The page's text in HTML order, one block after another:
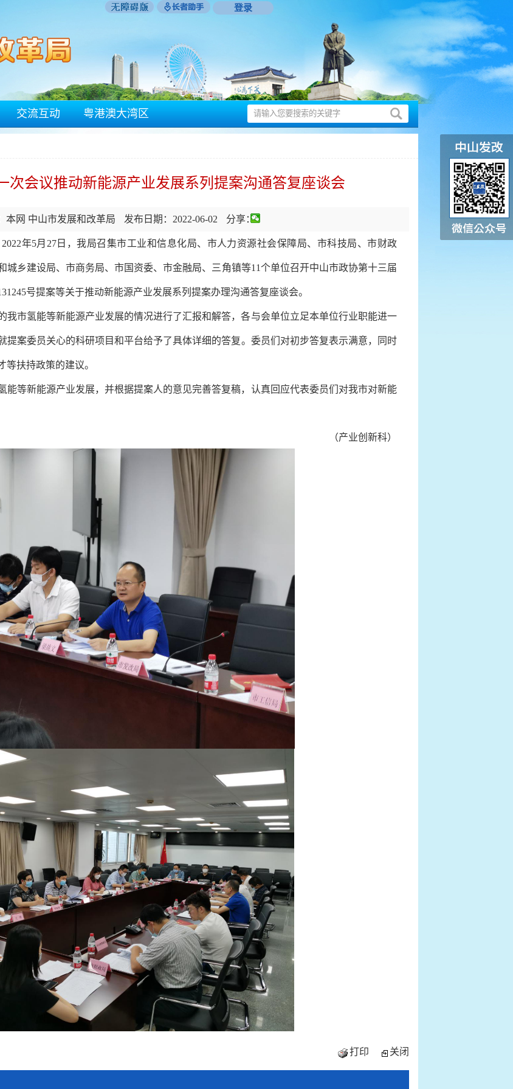
登录
交流互动 粤港澳大湾区
次会议推动新能源产业发展系列提案沟通答复座谈会
本网 中山市发展和改革局 发布日期：2022-06-02 分享：
2022年5月 27日，我局召集市工业和信息化局、 市人力资源社会保障局、 市科技局、市财政
城乡建设局、 市商务局、市国资委、市金融局、三角镇等11个单位召开中山市政协第十三届
号提案等关于推动新能源产业发展系列提案办理沟通答复座谈会。
我市氢能等新能源产业发展的情况进行了汇报和解答，各与会单位立足本单位行业职能进一
提案委员关心的科研项目和平台给予了具体详细的答复。委员们对初步答复表示满意，同时
扶持政策的建议。
能等新能源产业发展，并根据提案人的意见完善答复稿，认真回应代表委员们对我市对新能
（产业创新科）
打印 关闭